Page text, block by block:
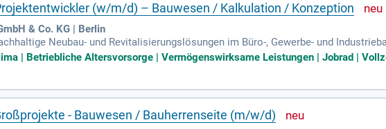
(w/m/d) – Bauwesen / Kalkulation / Konzeption
& Co. KG | Berlin
Neubau- und Revitalisierungslösungen im Büro-, Gewerbe- und
in der Region entwickelt werden. Als „BIM Champion“ setzen wir auf digitale
und flexible Arbeitszeitlösungen, die auf individuelle
am Hauptbahnhof Berlin, bietet eine herausragende technische
| Betriebliche Altersvorsorge | Vermögenswirksame Leistungen | Jobrad |
- Bauwesen / Bauherrenseite (m/w/d)